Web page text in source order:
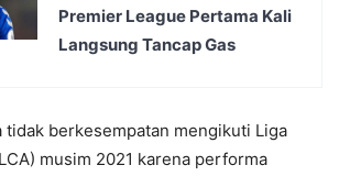
Premier League Pertama Kali
Langsung Tancap Gas
tidak berkesempatan mengikuti Liga
musim 2021 karena performa